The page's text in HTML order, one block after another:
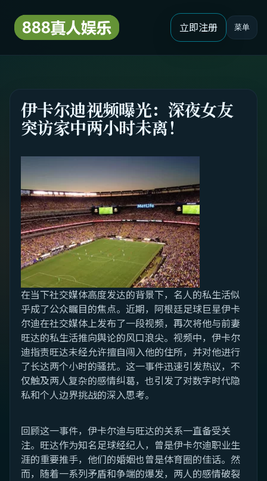
立即注册 菜单
伊卡尔迪视频曝光：深夜女友
突访家中两小时未离！
在当下社交媒体高度发达的背景下，名人的私生活似
乎成了公众瞩目的焦点。近期，阿根廷足球巨星伊卡
尔迪在社交媒体上发布了一段视频，再次将他与前妻
旺达的私生活推向舆论的风口浪尖。视频中，伊卡尔
迪指责旺达未经允许擅自闯入他的住所，并对他进行
了长达两个小时的骚扰。这一事件迅速引发热议，不
仅触及两人复杂的感情纠葛，也引发了对数字时代隐
私和个人边界挑战的深入思考。
回顾这一事件，伊卡尔迪与旺达的关系一直备受关
注。旺达作为知名足球经纪人，曾是伊卡尔迪职业生
涯的重要推手，他们的婚姻也曾是体育圈的佳话。然
而，随着一系列矛盾和争端的爆发，两人的感情破裂